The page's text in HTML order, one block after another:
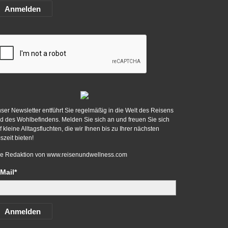
Anmelden
Newsletter entführt Sie regelmäßig in die Welt des Reisens
des Wohlbefindens. Melden Sie sich an und freuen Sie sich
kleine Alltagsfluchten, die wir Ihnen bis zu Ihrer nächsten
bieten!
Redaktion von www.reisenundwellness.com
Anmelden